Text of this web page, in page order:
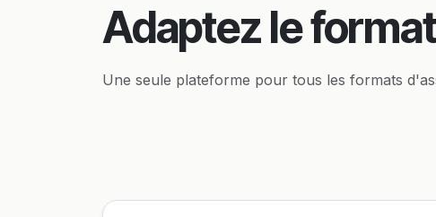
Adaptez le
Une seule plateforme pour tous les formats